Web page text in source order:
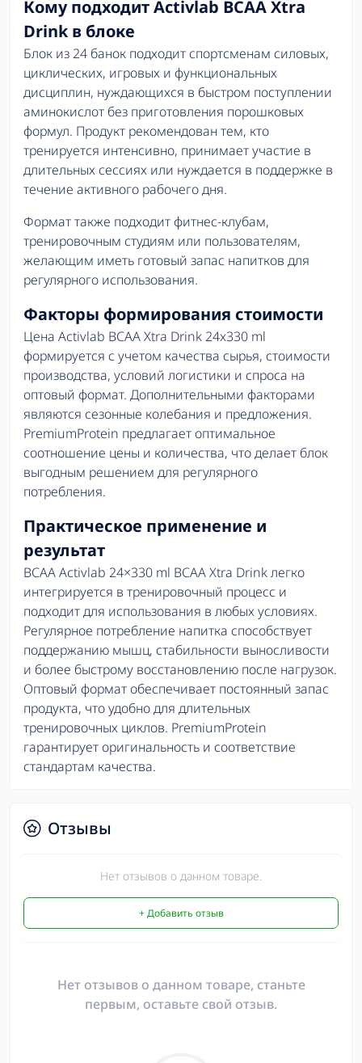
Кому подходит Activlab BCAA Xtra
Drink в блоке
Блок из 24 банок подходит спортсменам силовых,
циклических, игровых и функциональных
дисциплин, нуждающихся в быстром поступлении
аминокислот без приготовления порошковых
формул. Продукт рекомендован тем, кто
тренируется интенсивно, принимает участие в
длительных сессиях или нуждается в поддержке в
течение активного рабочего дня.
Формат также подходит фитнес-клубам,
тренировочным студиям или пользователям,
желающим иметь готовый запас напитков для
регулярного использования.
Факторы формирования стоимости
Цена Activlab BCAA Xtra Drink 24x330 ml
формируется с учетом качества сырья, стоимости
производства, условий логистики и спроса на
оптовый формат. Дополнительными факторами
являются сезонные колебания и предложения.
PremiumProtein предлагает оптимальное
соотношение цены и количества, что делает блок
выгодным решением для регулярного
потребления.
Практическое применение и
результат
BCAA Activlab 24×330 ml BCAA Xtra Drink легко
интегрируется в тренировочный процесс и
подходит для использования в любых условиях.
Регулярное потребление напитка способствует
поддержанию мышц, стабильности выносливости
и более быстрому восстановлению после нагрузок.
Оптовый формат обеспечивает постоянный запас
продукта, что удобно для длительных
тренировочных циклов. PremiumProtein
гарантирует оригинальность и соответствие
стандартам качества.
Отзывы
Нет отзывов о данном товаре.
+ Добавить отзыв
Нет отзывов о данном товаре, станьте
первым, оставьте свой отзыв.